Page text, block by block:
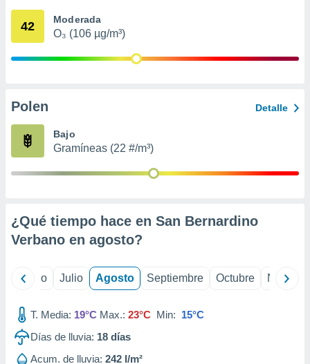
mediante
publicidad
de
42 Moderada
O₃ (106 µg/m³)
Polen Detalle
Bajo
Gramíneas (22 #/m³)
¿Qué tiempo hace en San Bernardino
Verbano en agosto?
Junio Julio Agosto Septiembre Octubre
T. Media: 19°C Max.: 23°C Min: 15°C
Días de lluvia: 18 días
Acum. de lluvia: 242 l/m²